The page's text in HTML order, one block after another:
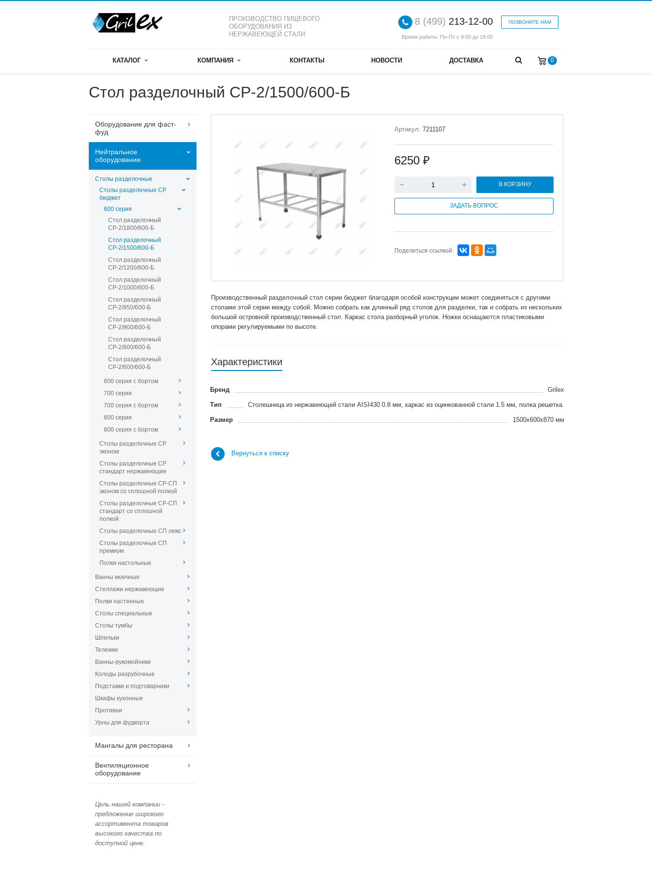
ПРОИЗВОДСТВО ПИЩЕВОГО
ОБОРУДОВАНИЯ ИЗ
НЕРЖАВЕЮЩЕЙ СТАЛИ
ПОЗВОНИТЕ НАМ
8 (499) 213-12-00
Время работы: Пн-Пт с 9:00 до 18:00
КАТАЛОГ КОМПАНИЯ КОНТАКТЫ НОВОСТИ ДОСТАВКА 0
Стол разделочный СР-2/1500/600-Б
Оборудование для фаст-
фуд
Нейтральное
оборудование
Столы разделочные
Столы разделочные СР
бюджет
600 серия
Стол разделочный
СР-2/1800/600-Б
Стол разделочный
СР-2/1500/600-Б
Стол разделочный
СР-2/1200/600-Б
Стол разделочный
СР-2/1000/600-Б
Стол разделочный
СР-2/950/600-Б
Стол разделочный
СР-2/900/600-Б
Стол разделочный
СР-2/800/600-Б
Стол разделочный
СР-2/600/600-Б
600 серия с бортом
700 серия
700 серия с бортом
800 серия
800 серия с бортом
Столы разделочные СР
эконом
Столы разделочные СР
стандарт нержавеющие
Столы разделочные СР-СП
эконом со сплошной полкой
Столы разделочные СР-СП
стандарт со сплошной
полкой
Столы разделочные СП люкс
Столы разделочные СП
премиум
Полки настольные
Ванны моечные
Стеллажи нержавеющие
Полки настенные
Столы специальные
Столы тумбы
Шпильки
Тележки
Ванны-рукомойники
Колоды разрубочные
Подставки и подтоварники
Шкафы кухонные
Противни
Урны для фудкорта
Мангалы для ресторана
Вентиляционное
оборудование
Цель нашей компании -
предложение широкого
ассортимента товаров
высокого качества по
доступной цене.
Артикул: 7211107
6250 ₽
В КОРЗИНУ
ЗАДАТЬ ВОПРОС
Поделиться ссылкой:
Производственный разделочный стол серии бюджет благодаря особой конструкции может соединяться с другими
столами этой серии между собой. Можно собрать как длинный ряд столов для разделки, так и собрать из нескольких
большой островной производственный стол. Каркас стола разборный уголок. Ножки оснащаются пластиковыми
опорами регулируемыми по высоте.
Характеристики
Бренд Grilex
Тип Столешница из нержавеющей стали AISI430 0.8 мм, каркас из оцинкованной стали 1.5 мм, полка решетка.
Размер 1500x600x870 мм
Вернуться к списку